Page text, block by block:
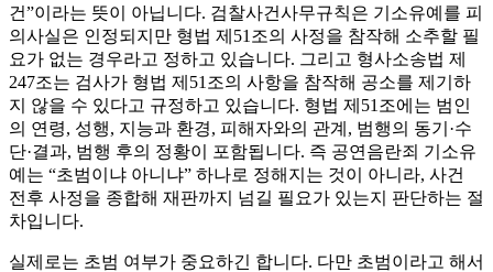
건”이라는 뜻이 아닙니다. 검찰사건사무규칙은 기소유예를 피
의사실은 인정되지만 형법 제51조의 사정을 참작해 소추할 필
요가 없는 경우라고 정하고 있습니다. 그리고 형사소송법 제
247조는 검사가 형법 제51조의 사항을 참작해 공소를 제기하
지 않을 수 있다고 규정하고 있습니다. 형법 제51조에는 범인
의 연령, 성행, 지능과 환경, 피해자와의 관계, 범행의 동기·수
단·결과, 범행 후의 정황이 포함됩니다. 즉 공연음란죄 기소유
예는 “초범이냐 아니냐” 하나로 정해지는 것이 아니라, 사건
전후 사정을 종합해 재판까지 넘길 필요가 있는지 판단하는 절
차입니다.
실제로는 초범 여부가 중요하긴 합니다. 다만 초범이라고 해서